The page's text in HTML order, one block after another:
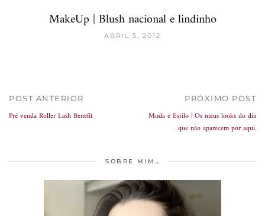
MakeUp | Blush nacional e lindinho
ABRIL 5, 2012
POST ANTERIOR
Pré venda Roller Lash Benefit
PRÓXIMO POST
Moda e Estilo | Os meus looks do dia
que não aparecem por aqui.
SOBRE MIM…